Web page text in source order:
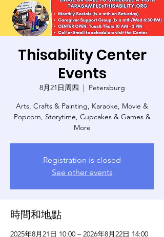
Thisability Center
Events
8月21日周四
  |
Petersburg
Arts, Crafts & Painting, Karaoke, Movie &
Popcorn, Storytime, Cupcakes & Games &
More
Registration is closed
See other events
時間和地點
2025年8月21日 10:00 – 2026年8月22日 14:00